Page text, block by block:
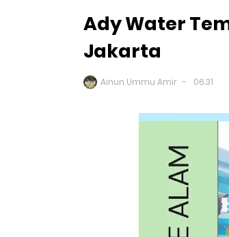
Ady Water
Jakarta
Ainun Ummu Amir 06.31